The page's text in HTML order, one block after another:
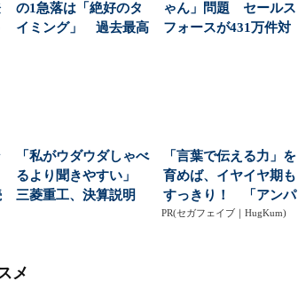
の1急落は「絶好のタ
イミング」 過去最高
ゃん」問題 セールス
フォースが431万件対
「私がウダウダしゃべ
るより聞きやすい」
三菱重工、決算説明
「言葉で伝える力」を
育めば、イヤイヤ期も
すっきり！ 「アンパ
ンマン ことばずかん...
PR(セガフェイブ｜HugKum)
メ